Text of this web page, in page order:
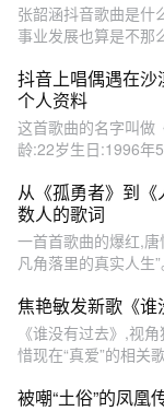
张韶涵抖音歌曲是什
事业发展也算是不那
抖音上唱偶遇在
个人资料
这首歌曲的名字叫做
龄:22岁生日:1996年
从《孤勇者》到
数人的歌词
一首首歌曲的爆红,
凡角落里的真实人生
焦艳敏发新歌《
《谁没有过去》,视
惜现在“真爱”的相关
被嘲“土俗”的凤凰